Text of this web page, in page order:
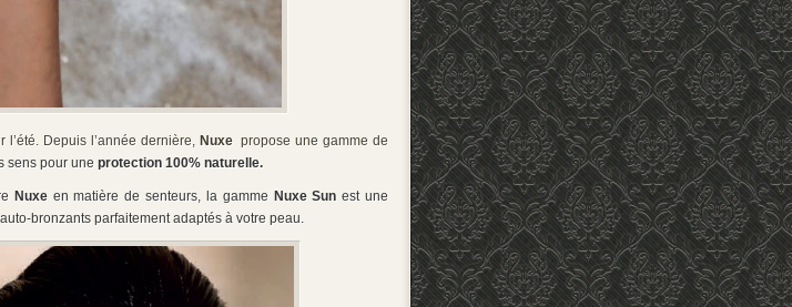
l’été. Depuis l’année dernière, Nuxepropose une gamme de
sens pour une protection 100% naturelle.
Nuxeen matière de senteurs, la gamme Nuxe Sunest une
bronzants parfaitement adaptés à votre peau.